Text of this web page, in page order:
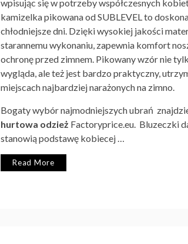
wpisując się w potrzeby współczesnych
kamizelka pikowana od SUBLEVEL to
chłodniejsze dni. Dzięki wysokiej jakości
starannemu wykonaniu, zapewnia komfort
ochronę przed zimnem. Pikowany wzór nie
wygląda, ale też jest bardzo praktyczny,
miejscach najbardziej narażonych na zimno.
Bogaty wybór najmodniejszych ubrań
hurtowa odzież Factoryprice.eu. Bluzeczki
stanowią podstawę kobiecej …
Read More